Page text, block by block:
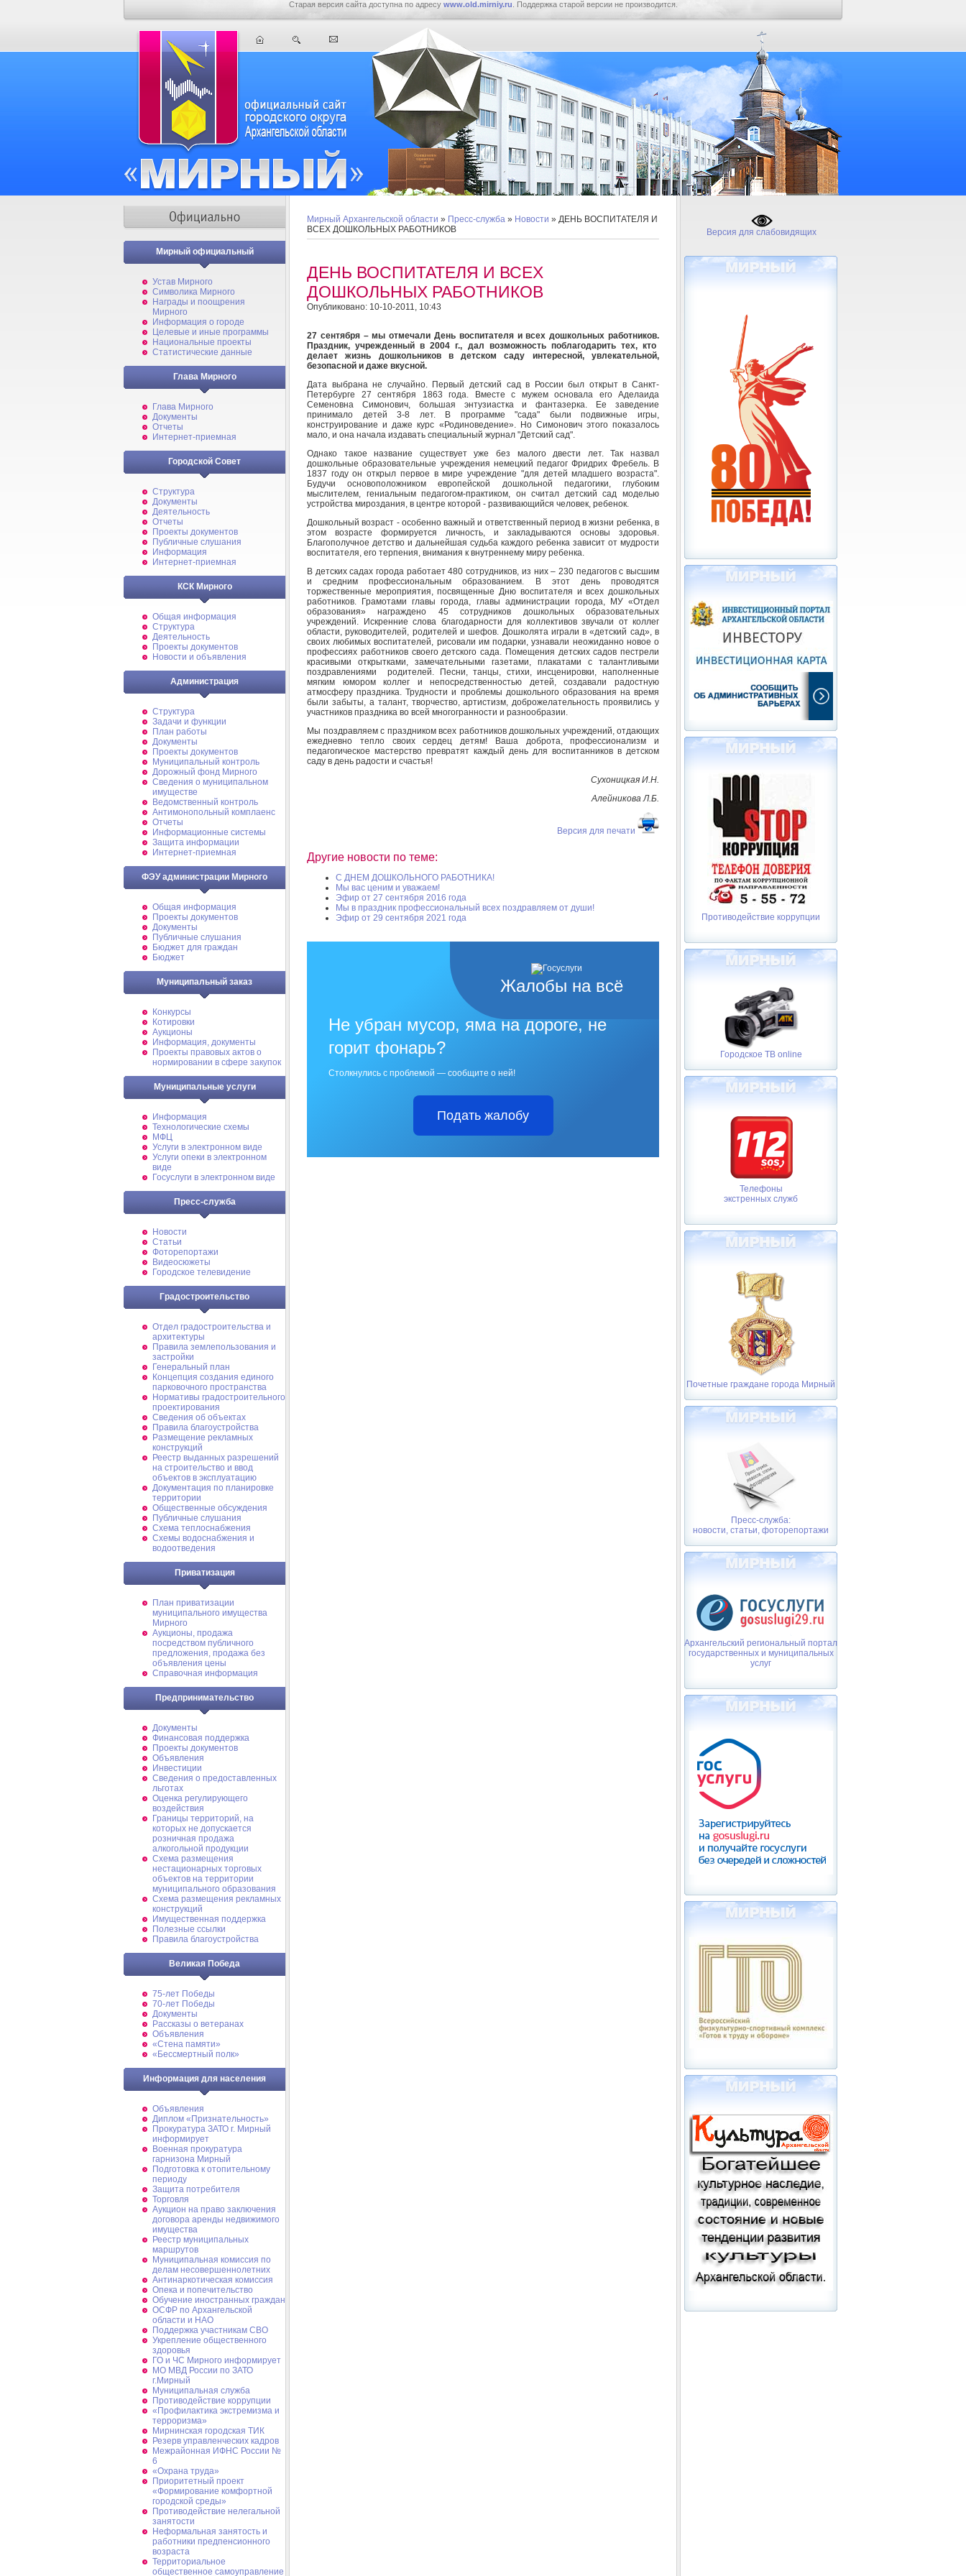
Старая версия сайта доступна по адресу www.old.mirniy.ru . Поддержка старой версии не производится.
Мирный официальный
Устав Мирного
Символика Мирного
Награды и поощрения
Мирного
Информация о городе
Целевые и иные программы
Национальные проекты
Статистические данные
Глава Мирного
Глава Мирного
Документы
Отчеты
Интернет-приемная
Городской Совет
Структура
Документы
Деятельность
Отчеты
Проекты документов
Публичные слушания
Информация
Интернет-приемная
КСК Мирного
Общая информация
Структура
Деятельность
Проекты документов
Новости и объявления
Администрация
Структура
Задачи и функции
План работы
Документы
Проекты документов
Муниципальный контроль
Дорожный фонд Мирного
Cведения о муниципальном
имуществе
Ведомственный контроль
Антимонопольный комплаенс
Отчеты
Информационные системы
Защита информации
Интернет-приемная
ФЭУ администрации Мирного
Общая информация
Проекты документов
Документы
Публичные слушания
Бюджет для граждан
Бюджет
Муниципальный заказ
Конкурсы
Котировки
Аукционы
Информация, документы
Проекты правовых актов о
нормировании в сфере закупок
Муниципальные услуги
Информация
Технологические схемы
МФЦ
Услуги в электронном виде
Услуги опеки в электронном
виде
Госуслуги в электронном виде
Пресс-служба
Новости
Статьи
Фоторепортажи
Видеосюжеты
Городское телевидение
Градостроительство
Отдел градостроительства и
архитектуры
Правила землепользования и
застройки
Генеральный план
Концепция создания единого
парковочного пространства
Нормативы градостроительного
проектирования
Сведения об объектах
Правила благоустройства
Размещение рекламных
конструкций
Реестр выданных разрешений
на строительство и ввод
объектов в эксплуатацию
Документация по планировке
территории
Общественные обсуждения
Публичные слушания
Схема теплоснабжения
Схемы водоснабжения и
водоотведения
Приватизация
План приватизации
муниципального имущества
Мирного
Аукционы, продажа
посредством публичного
предложения, продажа без
объявления цены
Справочная информация
Предпринимательство
Документы
Финансовая поддержка
Проекты документов
Объявления
Инвестиции
Сведения о предоставленных
льготах
Оценка регулирующего
воздействия
Границы территорий, на
которых не допускается
розничная продажа
алкогольной продукции
Схема размещения
нестационарных торговых
объектов на территории
муниципального образования
Схема размещения рекламных
конструкций
Имущественная поддержка
Полезные ссылки
Правила благоустройства
Великая Победа
75-лет Победы
70-лет Победы
Документы
Рассказы о ветеранах
Объявления
«Стена памяти»
«Бессмертный полк»
Информация для населения
Объявления
Диплом «Признательность»
Прокуратура ЗАТО г. Мирный
информирует
Военная прокуратура
гарнизона Мирный
Подготовка к отопительному
периоду
Защита потребителя
Торговля
Аукцион на право заключения
договора аренды недвижимого
имущества
Реестр муниципальных
маршрутов
Муниципальная комиссия по
делам несовершеннолетних
Антинаркотическая комиссия
Опека и попечительство
Обучение иностранных граждан
ОСФР по Архангельской
области и НАО
Поддержка участникам СВО
Укрепление общественного
здоровья
ГО и ЧС Мирного информирует
МО МВД России по ЗАТО
г.Мирный
Муниципальная cлужба
Противодействие коррупции
«Профилактика экстремизма и
терроризма»
Мирнинская городская ТИК
Резерв управленческих кадров
Межрайонная ИФНС России №
6
«Охрана труда»
Приоритетный проект
«Формирование комфортной
городской среды»
Противодействие нелегальной
занятости
Неформальная занятость и
работники предпенсионного
возраста
Территориальное
общественное самоуправление
Мирный Архангельской области » Пресс-служба » Новости » ДЕНЬ ВОСПИТАТЕЛЯ И
ВСЕХ ДОШКОЛЬНЫХ РАБОТНИКОВ
ДЕНЬ ВОСПИТАТЕЛЯ И ВСЕХ
ДОШКОЛЬНЫХ РАБОТНИКОВ
Опубликовано: 10-10-2011, 10:43
27 сентября – мы отмечали День воспитателя и всех дошкольных работников.
Праздник, учрежденный в 2004 г., дал возможность поблагодарить тех, кто
делает жизнь дошкольников в детском саду интересной, увлекательной,
безопасной и даже вкусной.
Дата выбрана не случайно. Первый детский сад в России был открыт в Санкт-
Петербурге 27 сентября 1863 года. Вместе с мужем основала его Аделаида
Семеновна Симонович, большая энтузиастка и фантазерка. Ее заведение
принимало детей 3-8 лет. В программе "сада" были подвижные игры,
конструирование и даже курс «Родиноведение». Но Симонович этого показалось
мало, и она начала издавать специальный журнал "Детский сад".
Однако такое название существует уже без малого двести лет. Так назвал
дошкольные образовательные учреждения немецкий педагог Фридрих Фребель. В
1837 году он открыл первое в мире учреждение "для детей младшего возраста".
Будучи основоположником европейской дошкольной педагогики, глубоким
мыслителем, гениальным педагогом-практиком, он считал детский сад моделью
устройства мироздания, в центре которой - развивающийся человек, ребенок.
Дошкольный возраст - особенно важный и ответственный период в жизни ребенка, в
этом возрасте формируется личность, и закладываются основы здоровья.
Благополучное детство и дальнейшая судьба каждого ребенка зависит от мудрости
воспитателя, его терпения, внимания к внутреннему миру ребенка.
В детских садах города работает 480 сотрудников, из них – 230 педагогов с высшим
и средним профессиональным образованием. В этот день проводятся
торжественные мероприятия, посвященные Дню воспитателя и всех дошкольных
работников. Грамотами главы города, главы администрации города, МУ «Отдел
образования» награждено 45 сотрудников дошкольных образовательных
учреждений. Искренние слова благодарности для коллективов звучали от коллег
области, руководителей, родителей и шефов. Дошколята играли в «детский сад», в
своих любимых воспитателей, рисовали им подарки, узнавали неожиданно новое о
профессиях работников своего детского сада. Помещения детских садов пестрели
красивыми открытками, замечательными газетами, плакатами с талантливыми
поздравлениями родителей. Песни, танцы, стихи, инсценировки, наполненные
мягким юмором коллег и непосредственностью детей, создавали радостную
атмосферу праздника. Трудности и проблемы дошкольного образования на время
были забыты, а талант, творчество, артистизм, доброжелательность проявились у
участников праздника во всей многогранности и разнообразии.
Мы поздравляем с праздником всех работников дошкольных учреждений, отдающих
ежедневно тепло своих сердец детям! Ваша доброта, профессионализм и
педагогическое мастерство превратят каждый день для воспитанников в детском
саду в день радости и счастья!
Сухоницкая И.Н.
Алейникова Л.Б.
Версия для печати
Другие новости по теме:
С ДНЕМ ДОШКОЛЬНОГО РАБОТНИКА!
Мы вас ценим и уважаем!
Эфир от 27 сентября 2016 года
Мы в праздник профессиональный всех поздравляем от души!
Эфир от 29 сентября 2021 года
Жалобы на всё
Не убран мусор, яма на дороге, не
горит фонарь?
Столкнулись с проблемой — сообщите о ней!
Подать жалобу
Версия для слабовидящих
Противодействие коррупции
Городское ТВ online
Телефоны
экстренных служб
Почетные граждане города Мирный
Пресс-служба:
новости, статьи, фоторепортажи
Архангельский региональный портал
государственных и муниципальных
услуг